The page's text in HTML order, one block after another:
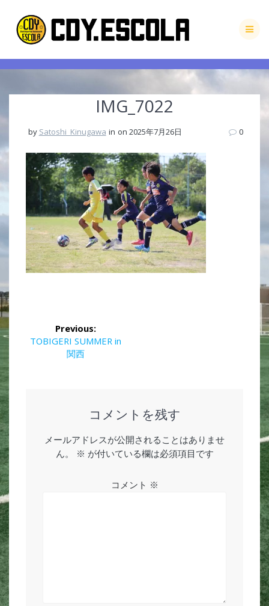
to
content
IMG_7022
by Satoshi_Kinugawa in on 2025年7月26日 0
投
稿
ナ
ビ
ゲ
ー
シ
ョ
ン
Previous:
Previous
TOBIGERI SUMMER in
関西
コメントを残す
メールアドレスが公開されることはありませ
ん。
※ が付いている欄は必須項目です
コメント ※